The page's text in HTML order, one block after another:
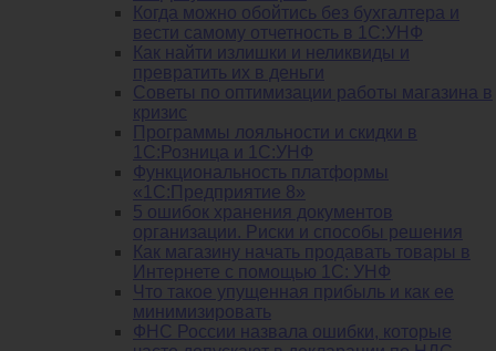
Когда можно обойтись без бухгалтера и
вести самому отчетность в 1С:УНФ
Как найти излишки и неликвиды и
превратить их в деньги
Советы по оптимизации работы магазина в
кризис
Программы лояльности и скидки в
1С:Розница и 1С:УНФ
Функциональность платформы
«1С:Предприятие 8»
5 ошибок хранения документов
организации. Риски и способы решения
Как магазину начать продавать товары в
Интернете с помощью 1С: УНФ
Что такое упущенная прибыль и как ее
минимизировать
ФНС России назвала ошибки, которые